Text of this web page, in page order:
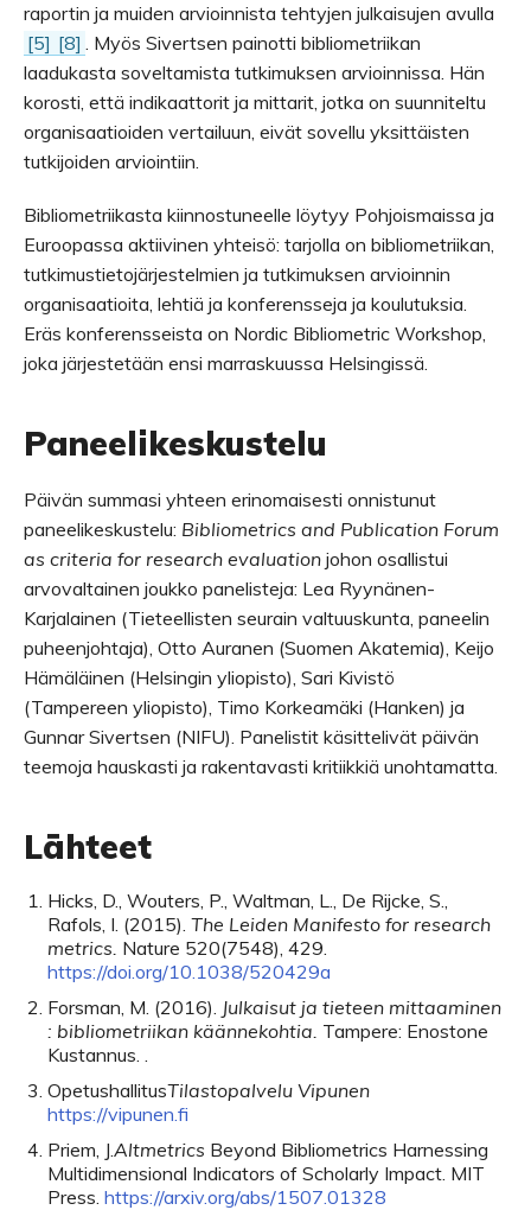
raportin ja muiden arvioinnista tehtyjen julkaisujen avulla
[5] [8]
. Myös Sivertsen painotti bibliometriikan
laadukasta soveltamista tutkimuksen arvioinnissa. Hän
korosti, että indikaattorit ja mittarit, jotka on suunniteltu
organisaatioiden vertailuun, eivät sovellu yksittäisten
tutkijoiden arviointiin.
Bibliometriikasta kiinnostuneelle löytyy Pohjoismaissa ja
Euroopassa aktiivinen yhteisö: tarjolla on bibliometriikan,
tutkimustietojärjestelmien ja tutkimuksen arvioinnin
organisaatioita, lehtiä ja konferensseja ja koulutuksia.
Eräs konferensseista on Nordic Bibliometric Workshop,
joka järjestetään ensi marraskuussa Helsingissä.
Paneelikeskustelu
Päivän summasi yhteen erinomaisesti onnistunut
paneelikeskustelu: Bibliometrics and Publication Forum
as criteria for research evaluation johon osallistui
arvovaltainen joukko panelisteja: Lea Ryynänen-
Karjalainen (Tieteellisten seurain valtuuskunta, paneelin
puheenjohtaja), Otto Auranen (Suomen Akatemia), Keijo
Hämäläinen (Helsingin yliopisto), Sari Kivistö
(Tampereen yliopisto), Timo Korkeamäki (Hanken) ja
Gunnar Sivertsen (NIFU). Panelistit käsittelivät päivän
teemoja hauskasti ja rakentavasti kritiikkiä unohtamatta.
Lähteet
Hicks D. Wouters P. Waltman L. De Rijcke S.
Rafols I. (2015). The Leiden Manifesto for research
metrics. Nature 520(7548) 429
https://doi.org/10.1038/520429a
Forsman M. (2016). Julkaisut ja tieteen mittaaminen
: bibliometriikan käännekohtia. Tampere: Enostone
Kustannus
OpetushallitusTilastopalvelu Vipunen
https://vipunen.fi
Priem J. Altmetrics Beyond Bibliometrics Harnessing
Multidimensional Indicators of Scholarly Impact MIT
Press https://arxiv.org/abs/1507.01328